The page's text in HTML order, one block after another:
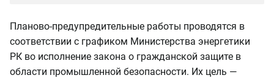
Планово-предупредительные работы проводятся в
соответствии с графиком Министерства энергетики
РК во исполнение закона о гражданской защите в
области промышленной безопасности. Их цель —